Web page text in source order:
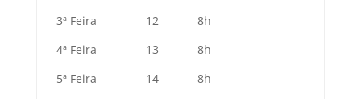
3ª Feira 12
8h
4ª Feira
13
8h
5ª Feira
14 8h